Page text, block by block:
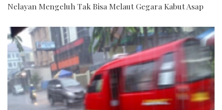
Nelayan Mengeluh Tak Bisa Melaut Gegara Kabut Asap